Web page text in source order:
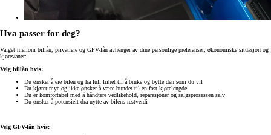
Hva passer for deg?
Valget mellom billån, privatleie og GFV-lån avhenger av dine personlige preferanser, økonomiske situasjon og
kjørevaner:
Velg billån hvis:
Du ønsker å eie bilen og ha full frihet til å bruke og bytte den som du vil
Du kjører mye og ikke ønsker å være bundet til en fast kjørelengde
Du er komfortabel med å håndtere vedlikehold, reparasjoner og salgsprosessen selv
Du ønsker å potensielt dra nytte av bilens restverdi
Velg GFV-lån hvis: